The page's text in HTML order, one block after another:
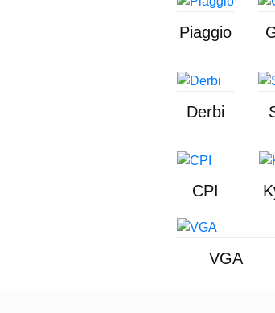
Piaggio
Derbi
CPI
VGA